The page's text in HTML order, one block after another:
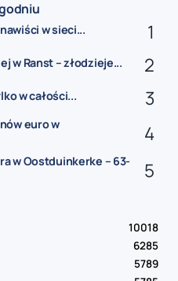
w sieci...
w Ranst – złodzieje...
w całości...
euro w
w Oostduinkerke – 63-
10018
6285
5789